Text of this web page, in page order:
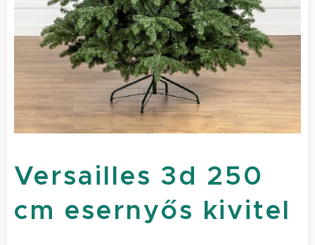
Versailles 3d 250
cm esernyős kivitel